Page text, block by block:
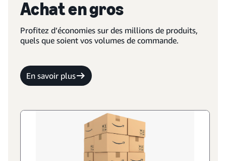
Achat en gros
Profitez d’économies sur des millions de produits,
quels que soient vos volumes de commande.
En savoir plus